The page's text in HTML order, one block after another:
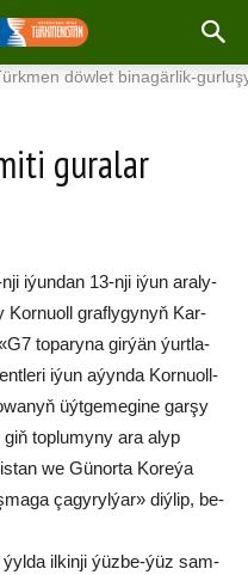
döwlet binagärlik-gurluşyk
guralar
iýun­dan 13-nji iýun ara­ly­
Kor­nuoll graf­ly­gy­nyň Kar­
to­pa­ry­na gir­ýän ýurt­la­
iýun aýyn­da Kor­nu­oll­
üýt­ge­me­gi­ne gar­şy
top­lu­my­ny ara alyp
we Gü­nor­ta Ko­re­ýa
ça­gy­ryl­ýar» diý­lip, be­
il­kin­ji ýüz­be-ýüz sam­